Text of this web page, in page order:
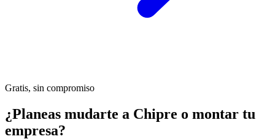
Gratis, sin compromiso
¿Planeas mudarte a Chipre o montar tu
empresa?